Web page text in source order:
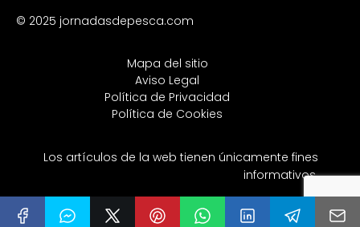
© 2025 jornadasdepesca.com
Mapa del sitio
Aviso Legal
Política de Privacidad
Política de Cookies
Los artículos de la web tienen únicamente fines
informativos.